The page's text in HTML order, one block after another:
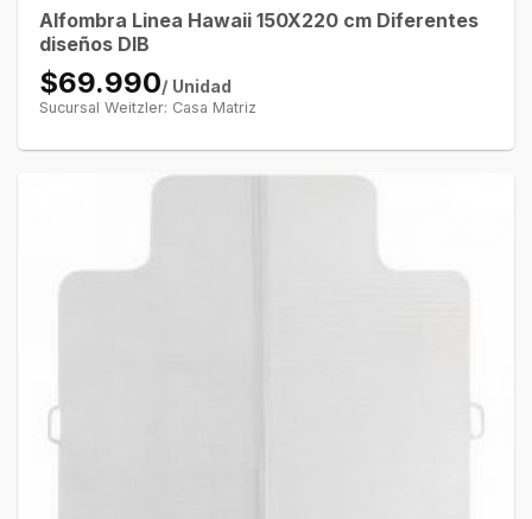
Alfombra Linea Hawaii 150X220 cm Diferentes
diseños DIB
$69.990/ Unidad
Sucursal Weitzler: Casa Matriz